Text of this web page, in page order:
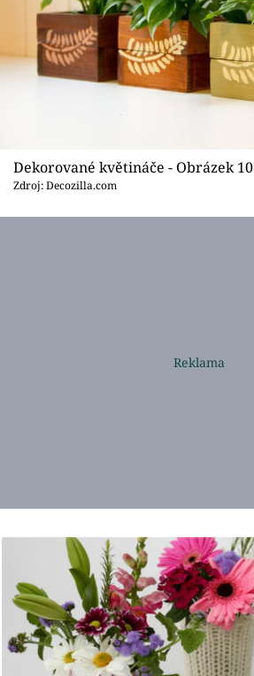
Dekorované květináče - Obrázek 10
Zdroj: Decozilla.com